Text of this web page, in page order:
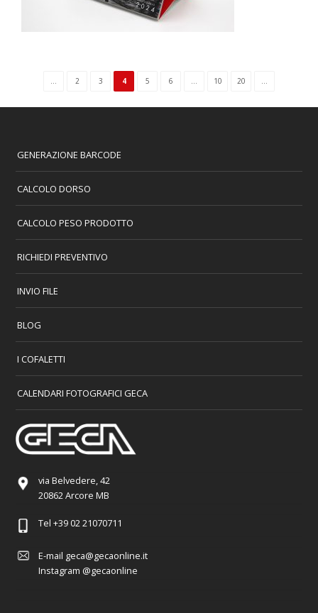
... 2 3 4 5 6 ... 10 20 ...
GENERAZIONE BARCODE
CALCOLO DORSO
CALCOLO PESO PRODOTTO
RICHIEDI PREVENTIVO
INVIO FILE
BLOG
I COFALETTI
CALENDARI FOTOGRAFICI GECA
via Belvedere, 42
20862 Arcore MB
Tel +39 02 21070711
E-mail geca@gecaonline.it
Instagram @gecaonline